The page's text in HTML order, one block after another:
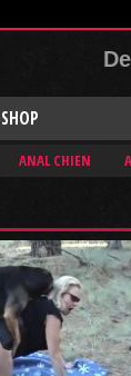
ANAL CHIEN